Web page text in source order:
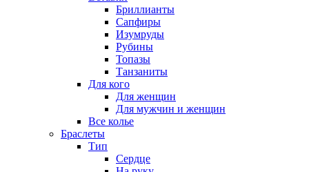
Бриллианты
Сапфиры
Изумруды
Рубины
Топазы
Танзаниты
Для кого
Для женщин
Для мужчин и женщин
Все колье
Браслеты
Тип
Сердце